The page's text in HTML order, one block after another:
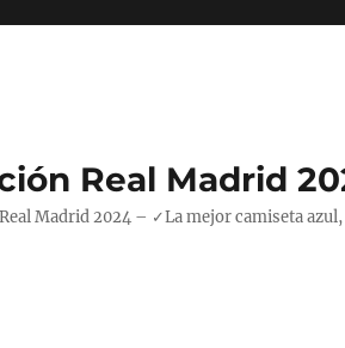
Real Madrid
Madrid 2024 – ✓La mejor camiseta